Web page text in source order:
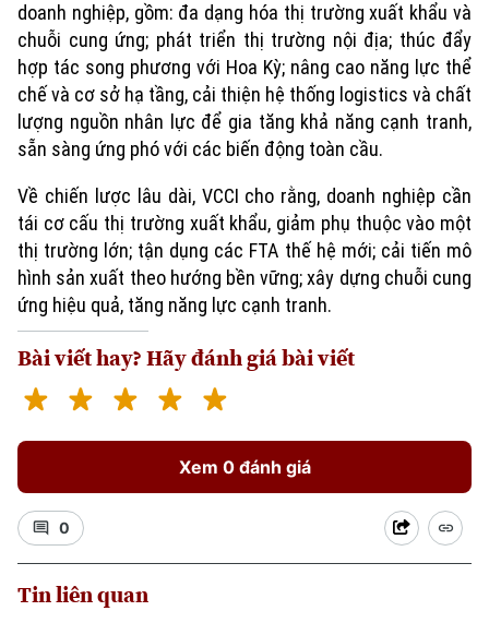
doanh nghiệp, gồm: đa dạng hóa thị trường xuất khẩu và
chuỗi cung ứng; phát triển thị trường nội địa; thúc đẩy
hợp tác song phương với Hoa Kỳ; nâng cao năng lực thể
chế và cơ sở hạ tầng, cải thiện hệ thống logistics và chất
lượng nguồn nhân lực để gia tăng khả năng cạnh tranh,
sẵn sàng ứng phó với các biến động toàn cầu.
Về chiến lược lâu dài, VCCI cho rằng, doanh nghiệp cần
tái cơ cấu thị trường xuất khẩu, giảm phụ thuộc vào một
thị trường lớn; tận dụng các FTA thế hệ mới; cải tiến mô
hình sản xuất theo hướng bền vững; xây dựng chuỗi cung
ứng hiệu quả, tăng năng lực cạnh tranh.
Bài viết hay? Hãy đánh giá bài viết
Xem 0 đánh giá
0
Tin liên quan